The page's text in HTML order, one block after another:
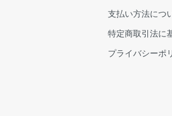
支払い方法につ
特定商取引法に
プライバシーポ